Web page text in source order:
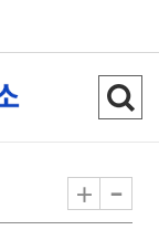
검
색
기
+ -